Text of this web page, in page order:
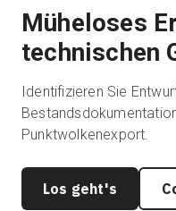
Vertrieb:+49 6956
Müheloses
technischen
Identifizieren Sie
Punktwolkenexport.
Los geht's